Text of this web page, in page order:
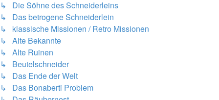
↳ Die Söhne des Schneiderleins
↳ Das betrogene Schneiderlein
↳ klassische Missionen / Retro Missionen
↳ Alte Bekannte
↳ Alte Ruinen
↳ Beutelschneider
↳ Das Ende der Welt
↳ Das Bonaberti Problem